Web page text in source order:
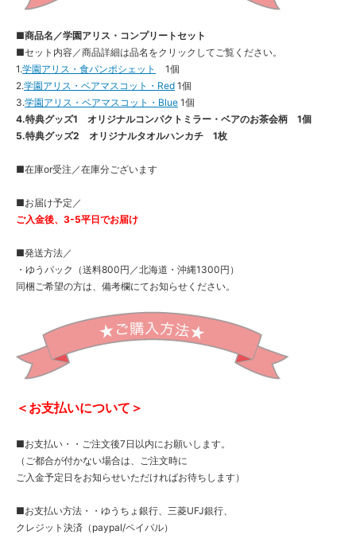
■商品名／学園アリス・コンプリートセット
■セット内容／商品詳細は品名をクリックしてご覧ください。
1.学園アリス・食パンポシェット
1個
2.学園アリス・ベアマスコット・Red 1個
3.学園アリス・ベアマスコット・Blue 1個
4.特典グッズ1 オリジナルコンパクトミラー・ベアのお茶会柄 1個
5.特典グッズ2 オリジナルタオルハンカチ 1枚
■在庫or受注／在庫分ございます
■お届け予定／
ご入金後、3-5平日でお届け
■発送方法／
・ゆうパック（送料800円／北海道・沖縄1300円）
同梱ご希望の方は、備考欄にてお知らせください。
＜お支払いについて＞
■お支払い・・ご注文後7日以内にお願いします。
（ご都合が付かない場合は、ご注文時に
ご入金予定日をお知らせいただければお待ちします）
■お支払い方法・・ゆうちょ銀行、三菱UFJ銀行、
クレジット決済（paypal/ペイパル）